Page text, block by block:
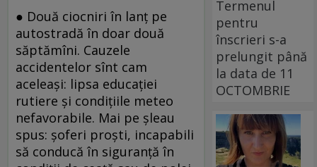
● Două ciocniri în lanţ pe
autostradă în doar două
săptămîni. Cauzele
accidentelor sînt cam
aceleaşi: lipsa educaţiei
rutiere şi condiţiile meteo
nefavorabile. Mai pe şleau
spus: şoferi proşti, incapabili
să conducă în siguranţă în
Termenul
pentru
înscrieri s-a
prelungit până
la data de 11
OCTOMBRIE